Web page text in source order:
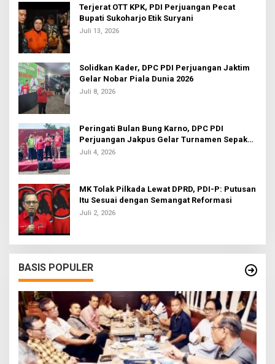
Terjerat OTT KPK, PDI Perjuangan Pecat
Bupati Sukoharjo Etik Suryani
Juli 13, 2026
Solidkan Kader, DPC PDI Perjuangan Jaktim
Gelar Nobar Piala Dunia 2026
Juli 8, 2026
Peringati Bulan Bung Karno, DPC PDI
Perjuangan Jakpus Gelar Turnamen Sepak
Bola U-20
Juli 4, 2026
MK Tolak Pilkada Lewat DPRD, PDI-P: Putusan
Itu Sesuai dengan Semangat Reformasi
Juli 2, 2026
BASIS POPULER